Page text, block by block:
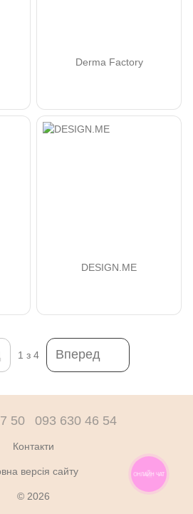
Derma Factory
DESIGN.ME
1 з 4 Вперед
50 093 630 46 54
Контакти
версія сайту
© 2026
ОНЛАЙН ЧАТ